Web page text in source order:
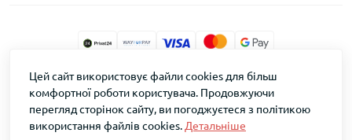
ТМ Скарб © 2026
Цей сайт використовує файли cookies для більш
комфортної роботи користувача. Продовжуючи
перегляд сторінок сайту, ви погоджуєтеся з політикою
використання файлів cookies. Детальніше